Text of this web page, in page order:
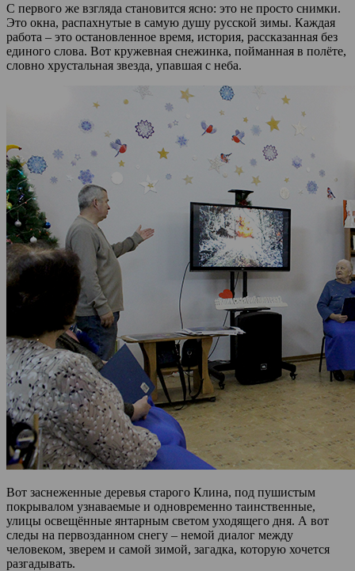
С первого же взгляда становится ясно: это не просто снимки.
Это окна, распахнутые в самую душу русской зимы. Каждая
работа – это остановленное время, история, рассказанная без
единого слова. Вот кружевная снежинка, пойманная в полёте,
словно хрустальная звезда, упавшая с неба.
Вот заснеженные деревья старого Клина, под пушистым
покрывалом узнаваемые и одновременно таинственные,
улицы освещённые янтарным светом уходящего дня. А вот
следы на первозданном снегу – немой диалог между
человеком, зверем и самой зимой, загадка, которую хочется
разгадывать.